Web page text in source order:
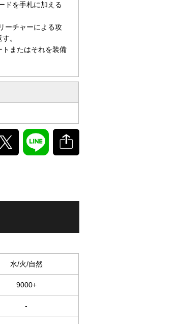
ドを手札に加える
ーチャーによる攻
。
トまたはそれを装備
水/火/自然
9000+
-